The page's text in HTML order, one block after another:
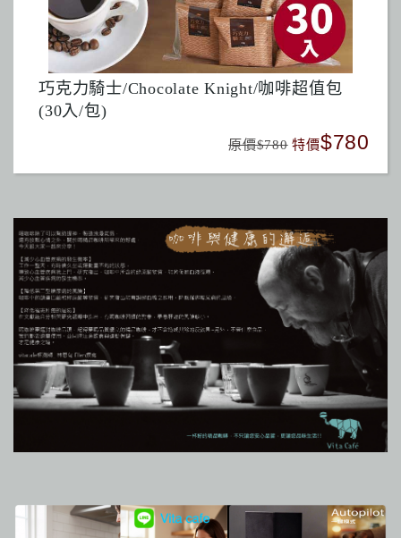
巧克力騎士/Chocolate Knight/咖啡超值包
(30入/包)
原價$780 特價$780